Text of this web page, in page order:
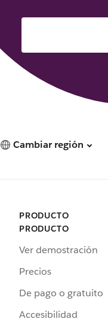
Cambiar región
PRODUCTO
PRODUCTO
Ver demostración
Precios
De pago o gratuito
Accesibilidad